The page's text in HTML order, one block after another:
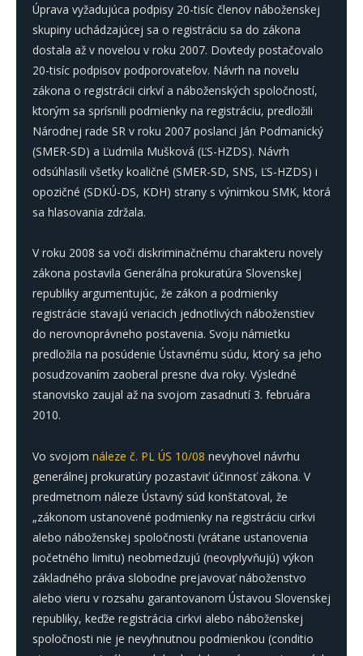
Úprava vyžadujúca podpisy 20-tisíc členov náboženskej
skupiny uchádzajúcej sa o registráciu sa do zákona
dostala až v novelou v roku 2007. Dovtedy postačovalo
20-tisíc podpisov podporovateľov. Návrh na novelu
zákona o registrácii cirkví a náboženských spoločností,
ktorým sa sprísnili podmienky na registráciu, predložili
Národnej rade SR v roku 2007 poslanci Ján Podmanický
(SMER-SD) a Ľudmila Mušková (ĽS-HZDS). Návrh
odsúhlasili všetky koaličné (SMER-SD, SNS, ĽS-HZDS) i
opozičné (SDKÚ-DS, KDH) strany s výnimkou SMK, ktorá
sa hlasovania zdržala.
V roku 2008 sa voči diskriminačnému charakteru novely
zákona postavila Generálna prokuratúra Slovenskej
republiky argumentujúc, že zákon a podmienky
registrácie stavajú veriacich jednotlivých náboženstiev
do nerovnoprávneho postavenia. Svoju námietku
predložila na posúdenie Ústavnému súdu, ktorý sa jeho
posudzovaním zaoberal presne dva roky. Výsledné
stanovisko zaujal až na svojom zasadnutí 3. februára
2010.
Vo svojom náleze č. PL ÚS 10/08 nevyhovel návrhu
generálnej prokuratúry pozastaviť účinnosť zákona. V
predmetnom náleze Ústavný súd konštatoval, že
„zákonom ustanovené podmienky na registráciu cirkvi
alebo náboženskej spoločnosti (vrátane ustanovenia
početného limitu) neobmedzujú (neovplyvňujú) výkon
základného práva slobodne prejavovať náboženstvo
alebo vieru v rozsahu garantovanom Ústavou Slovenskej
republiky, keďže registrácia cirkvi alebo náboženskej
spoločnosti nie je nevyhnutnou podmienkou (conditio